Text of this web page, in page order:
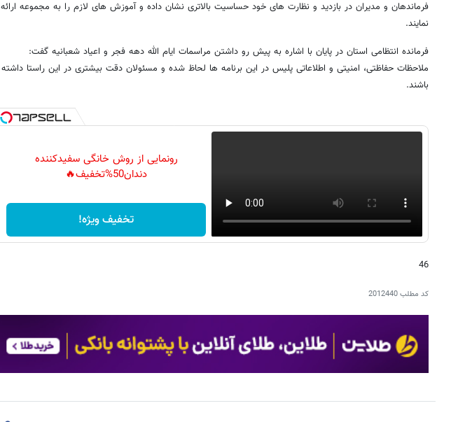
فرماندهان و مدیران در بازدید و نظارت های خود حساسیت بالاتری نشان داده و آموزش های لازم را به مجموعه ارائه
نمایند.
فرمانده انتظامی استان در پایان با اشاره به پیش رو داشتن مراسمات ایام الله دهه فجر و اعیاد شعبانیه گفت:
ملاحظات حفاظتی، امنیتی و اطلاعاتی پلیس در این برنامه ها لحاظ شده و مسئولان دقت بیشتری در این راستا داشته
باشند.
رونمایی از روش خانگی سفیدکننده
دندان50%تخفیف🔥
تخفیف ویژه!
46
کد مطلب2012440